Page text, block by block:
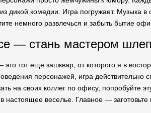
дикой комедии. Игра погружает. Музыка
немного развлечься и забыть бытие
— стань мастером
тот еще зашквар, от которого я в
персонажей, игра
на своих коллег по офису, попробуйте
настоящее веселье. Главное —